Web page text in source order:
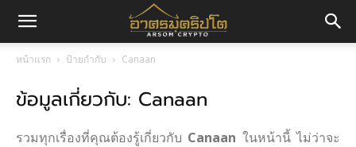
หน้าแรก ป้ายกำกับ Canaan
ข้อมูลเกี่ยวกับ: Canaan
รวมทุกเรื่องที่คุณต้องรู้เกี่ยวกับ Canaan ในหน้านี้ ไม่ว่าจะ